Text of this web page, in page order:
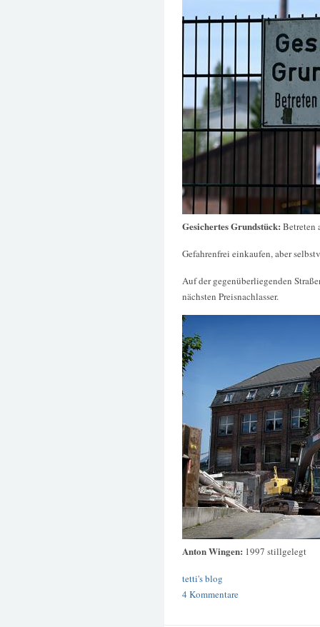
Gesichertes Grundstück: Betreten
Gefahrenfrei einkaufen, aber
Auf der gegenüberliegenden
nächsten Preisnachlasser.
Anton Wingen: 1997 stillgelegt
tetti's blog
4 Kommentare